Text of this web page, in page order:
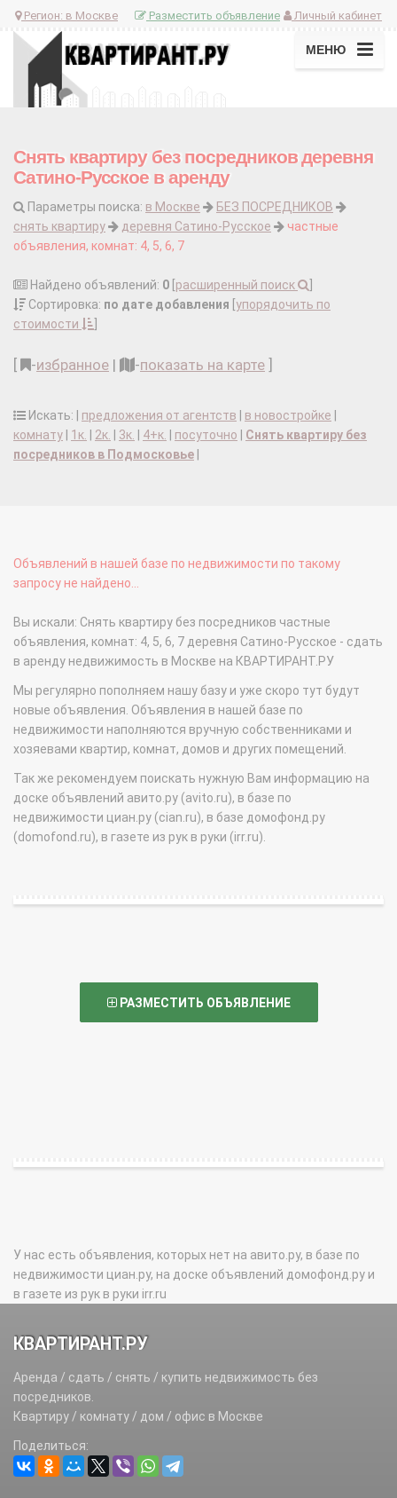
Регион: в Москве Личный кабинет
Разместить объявление
МЕНЮ
Снять квартиру без посредников деревня
Сатино-Русское в аренду
Параметры поиска: в Москве
БЕЗ ПОСРЕДНИКОВ
снять квартиру
деревня Сатино-Русское
частные
объявления, комнат: 4, 5, 6, 7
Найдено объявлений: 0 расширенный поиск
Сортировка: по дате добавления упорядочить по
стоимости
-избранное | -показать на карте
Искать: | предложения от агентств в новостройке
комнату
1к. 2к. 3к. 4+к. посуточно
Снять квартиру без
посредников в Подмосковье
Объявлений в нашей базе по недвижимости по такому
запросу не найдено...
Вы искали: Снять квартиру без посредников частные
объявления, комнат: 4, 5, 6, 7 деревня Сатино-Русское - сдать
в аренду недвижимость в Москве на КВАРТИРАНТ.РУ
Мы регулярно пополняем нашу базу и уже скоро тут будут
новые объявления. Объявления в нашей базе по
недвижимости наполняются вручную собственниками и
хозяевами квартир, комнат, домов и других помещений.
Так же рекомендуем поискать нужную Вам информацию на
доске объявлений авито.ру (avito.ru), в базе по
недвижимости циан.ру (cian.ru), в базе домофонд.ру
(domofond.ru), в газете из рук в руки (irr.ru).
РАЗМЕСТИТЬ ОБЪЯВЛЕНИЕ
У нас есть объявления, которых нет на авито.ру, в базе по
недвижимости циан.ру, на доске объявлений домофонд.ру и
в газете из рук в руки irr.ru
КВАРТИРАНТ.РУ
Аренда / сдать / снять / купить недвижимость без
посредников.
Квартиру / комнату / дом / офис в Москве
Поделиться: